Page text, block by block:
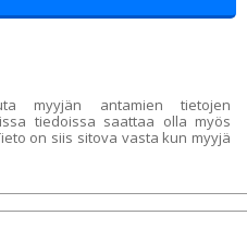
myyjän antamien tietojen
tiedoissa saattaa olla myös
on siis sitova vasta kun myyjä